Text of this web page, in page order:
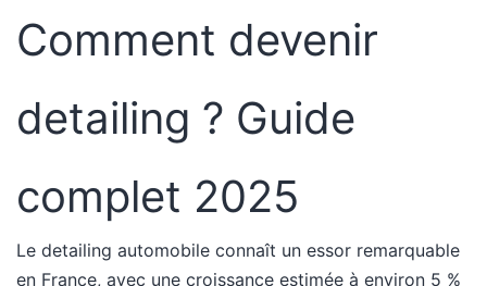
Comment devenir
detailing ? Guide
complet 2025
Le detailing automobile connaît un essor remarquable
en France, avec une croissance estimée à environ 5 %